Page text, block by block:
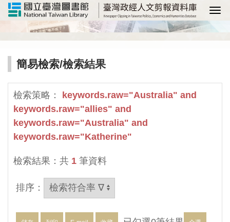
選
簡易檢索/檢索結果
檢索策略：
keywords.raw="Australia" and
keywords.raw="allies" and
keywords.raw="Australia" and
keywords.raw="Katherine"
檢索結果：共 1 筆資料
排序：